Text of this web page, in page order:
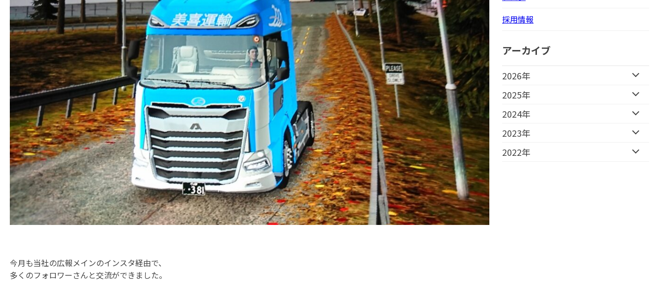
今月も当社の広報メインのインスタ経由で、
多くのフォロワーさんと交流ができました。
採用情報
アーカイブ
2026年
2025年
2024年
2023年
2022年